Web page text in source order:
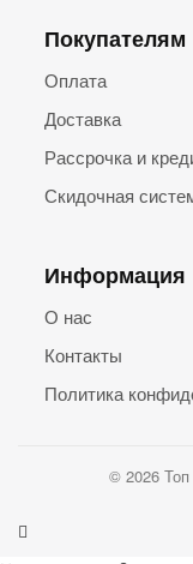
Покупателям
Оплата
Доставка
Рассрочка и
Скидочная
Информация
О нас
Контакты
Политика
© 2026